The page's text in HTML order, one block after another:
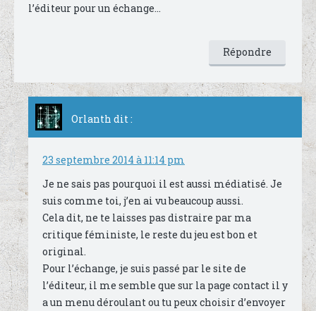
l’éditeur pour un échange…
Répondre
Orlanth dit :
23 septembre 2014 à 11:14 pm
Je ne sais pas pourquoi il est aussi médiatisé. Je
suis comme toi, j’en ai vu beaucoup aussi.
Cela dit, ne te laisses pas distraire par ma
critique féministe, le reste du jeu est bon et
original.
Pour l’échange, je suis passé par le site de
l’éditeur, il me semble que sur la page contact il y
a un menu déroulant ou tu peux choisir d’envoyer